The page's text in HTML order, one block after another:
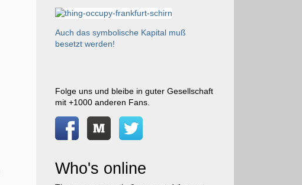
Auch das symbolische Kapital muß
besetzt werden!
Folge uns und bleibe in guter Gesellschaft
mit +1000 anderen Fans.
Who's online